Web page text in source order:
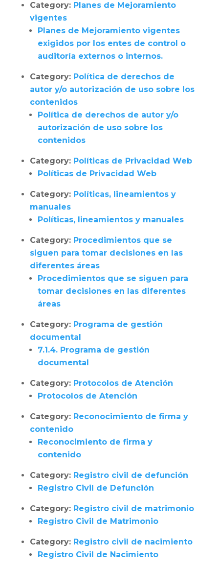
Category: Planes de Mejoramiento
vigentes
Planes de Mejoramiento vigentes
exigidos por los entes de control o
auditoría externos o internos.
Category: Política de derechos de
autor y/o autorización de uso sobre los
contenidos
Política de derechos de autor y/o
autorización de uso sobre los
contenidos
Category: Políticas de Privacidad Web
Políticas de Privacidad Web
Category: Políticas, lineamientos y
manuales
Políticas, lineamientos y manuales
Category: Procedimientos que se
siguen para tomar decisiones en las
diferentes áreas
Procedimientos que se siguen para
tomar decisiones en las diferentes
áreas
Category: Programa de gestión
documental
7.1.4. Programa de gestión
documental
Category: Protocolos de Atención
Protocolos de Atención
Category: Reconocimiento de firma y
contenido
Reconocimiento de firma y
contenido
Category: Registro civil de defunción
Registro Civil de Defunción
Category: Registro civil de matrimonio
Registro Civil de Matrimonio
Category: Registro civil de nacimiento
Registro Civil de Nacimiento